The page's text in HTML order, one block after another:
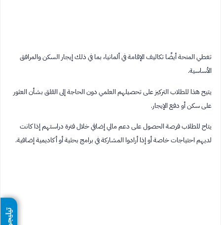
تغطي المنحة أيضًا تكاليف الإقامة في ألمانيا، بما في ذلك إيجار السكن والمرافق
الأساسية.
يتيح هذا للطلاب التركيز على تحصيلهم العلمي دون الحاجة إلى القلق بشأن العثور
على سكن أو دفع الإيجار.
يتاح للطلاب فرصة الحصول على دعم مالي إضافي خلال فترة دراستهم إذا كانت
لديهم احتياجات خاصة أو إذا أرادوا المشاركة في برامج بحثية أو أكاديمية إضافية.